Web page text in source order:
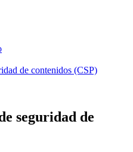
de contenidos (CSP)
seguridad de